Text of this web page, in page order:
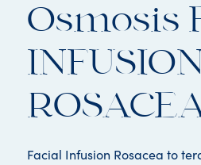
Osmosis
Facial Infusion Rosacea to